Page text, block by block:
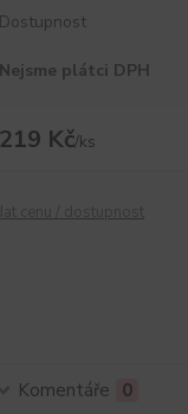
Dostupnost
Nejsme plátci DPH
219 Kč/ks
Komentáře 0